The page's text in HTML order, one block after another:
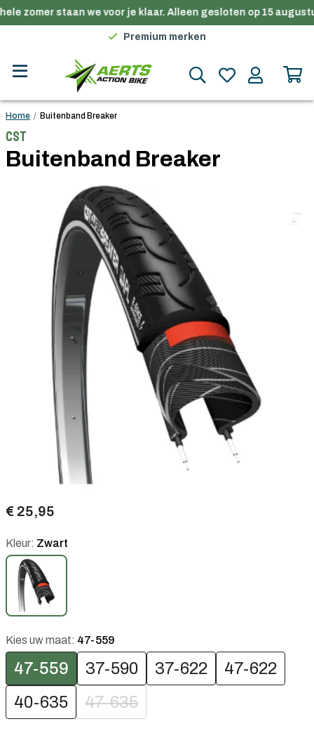
zomer staan we voor je klaar. Alleen gesloten op 15
Gratis verzending in België vanaf €100
Premium merken
Gratis verzending in België vanaf €100
Home / Buitenband Breaker
CST
Buitenband Breaker
€ 25,95
Kleur: Zwart
Kies uw maat: 47-559
47-559 37-590 37-622
47-622
40-635
47-635